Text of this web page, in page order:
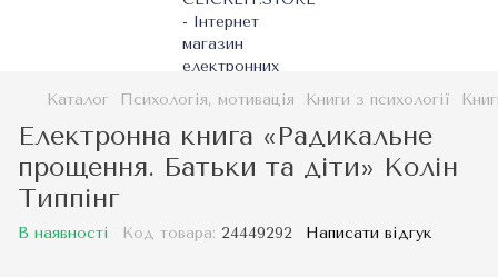
Каталог Психологія, мотивація Книги з психології
Електронна книга «Радикальне
прощення. Батьки та діти» Колін
Типпінг
В наявності Код товара: 24449292 Написати відгук